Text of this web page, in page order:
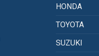
HONDA
TOYOTA
SUZUKI